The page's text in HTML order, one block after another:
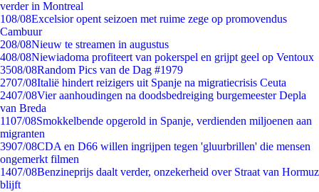
verder in Montreal
108/08Excelsior opent seizoen met ruime zege op promovendus
Cambuur
208/08Nieuw te streamen in augustus
408/08Niewiadoma profiteert van pokerspel en grijpt geel op Ventoux
3508/08Random Pics van de Dag #1979
2707/08Italië hindert reizigers uit Spanje na migratiecrisis Ceuta
2407/08Vier aanhoudingen na doodsbedreiging burgemeester Depla
van Breda
1107/08Smokkelbende opgerold in Spanje, verdienden miljoenen aan
migranten
3907/08CDA en D66 willen ingrijpen tegen 'gluurbrillen' die mensen
ongemerkt filmen
1407/08Benzineprijs daalt verder, onzekerheid over Straat van Hormuz
blijft